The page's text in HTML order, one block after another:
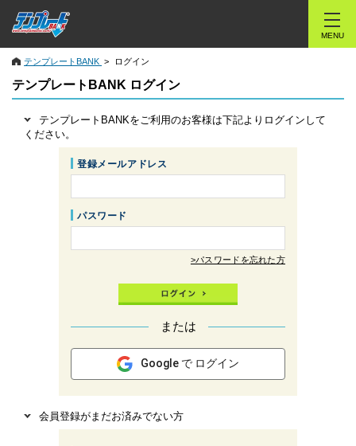
MENU
テンプレートBANK ログイン
テンプレートBANK ログイン
テンプレートBANKをご利用のお客様は下記よりログインして
ください。
登録メールアドレス
パスワード
>パスワードを忘れた方
または
Google で ログイン
会員登録がまだお済みでない方